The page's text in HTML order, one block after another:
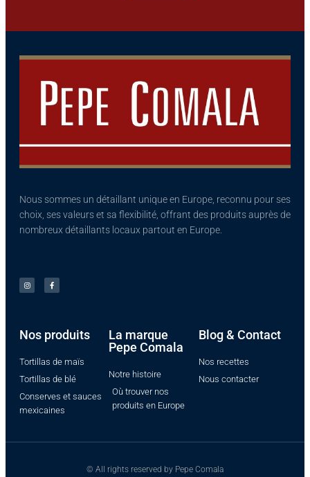
Nous sommes un détaillant unique en Europe, reconnu pour ses
choix, ses valeurs et sa flexibilité, offrant des produits auprès de
nombreux détaillants locaux partout en Europe.
Nos produits​
Tortillas de maïs
Tortillas de blé
Conserves et sauces
mexicaines
La marque
Pepe Comala
Notre histoire
Où trouver nos
produits en Europe
Blog & Contact
Nos recettes
Nous contacter
© All rights reserved by Pepe Comala